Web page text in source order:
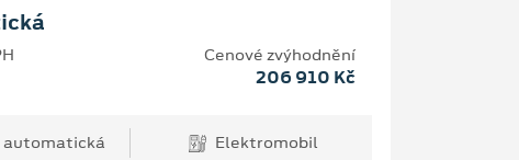
Cenové zvýhodnění
206 910 Kč
automatická Elektromobil